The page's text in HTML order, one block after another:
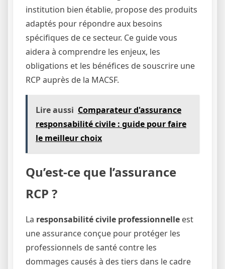
institution bien établie, propose des produits
adaptés pour répondre aux besoins
spécifiques de ce secteur. Ce guide vous
aidera à comprendre les enjeux, les
obligations et les bénéfices de souscrire une
RCP auprès de la MACSF.
Lire aussi Comparateur d'assurance
responsabilité civile : guide pour faire
le meilleur choix
Qu’est-ce que l’assurance
RCP ?
La responsabilité civile professionnelle est
une assurance conçue pour protéger les
professionnels de santé contre les
dommages causés à des tiers dans le cadre